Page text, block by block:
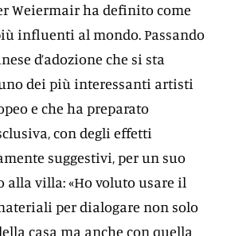
Weiermair ha definito come
influenti al mondo. Passando
d’adozione che si sta
dei più interessanti artisti
e che ha preparato
con degli effetti
suggestivi, per un suo
alla villa: «Ho voluto usare il
per dialogare non solo
casa ma anche con quella